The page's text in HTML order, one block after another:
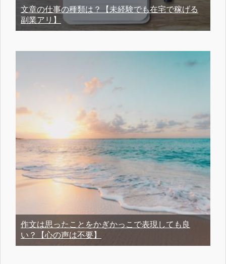
文章の仕事の種類は？【未経験でも在宅で稼げる
副業アリ】
作文は思ったことをかぎかっこで表現しても良
い？【心の声は不要】